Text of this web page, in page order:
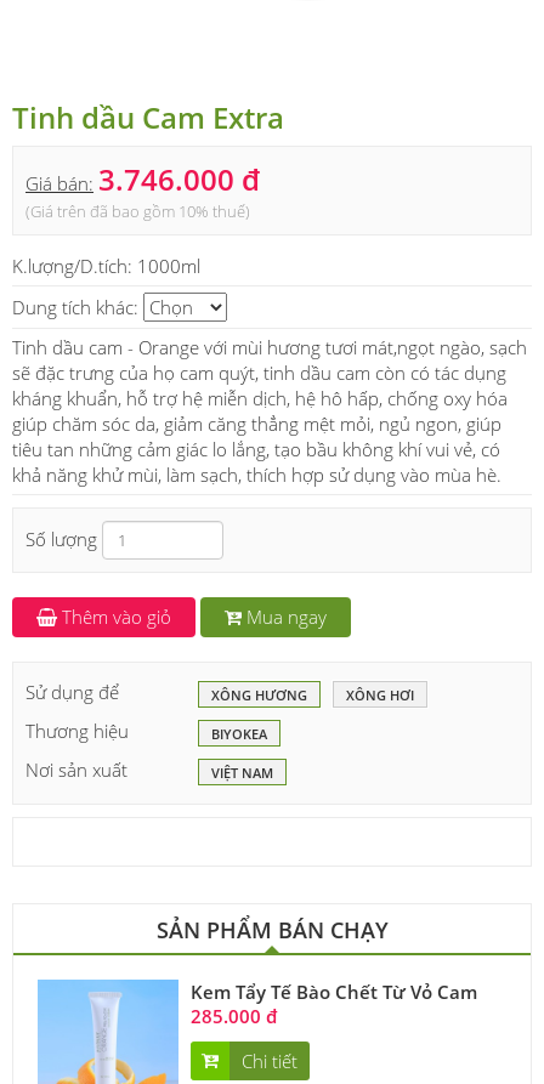
Tinh dầu Cam Extra
Giá bán: 3.746.000 đ
(Giá trên đã bao gồm 10% thuế)
K.lượng/D.tích: 1000ml
Dung tích khác:
Tinh dầu cam - Orange với mùi hương tươi mát,ngọt ngào, sạch
sẽ đặc trưng của họ cam quýt, tinh dầu cam còn có tác dụng
kháng khuẩn, hỗ trợ hệ miễn dịch, hệ hô hấp, chống oxy hóa
giúp chăm sóc da, giảm căng thẳng mệt mỏi, ngủ ngon, giúp
tiêu tan những cảm giác lo lắng, tạo bầu không khí vui vẻ, có
khả năng khử mùi, làm sạch, thích hợp sử dụng vào mùa hè.
Số lượng
Thêm vào giỏ Mua ngay
Sử dụng để XÔNG HƯƠNG XÔNG HƠI
Thương hiệu BIYOKEA
Nơi sản xuất VIỆT NAM
SẢN PHẨM BÁN CHẠY
Kem Tẩy Tế Bào Chết Từ Vỏ Cam
285.000 đ
Chi tiết